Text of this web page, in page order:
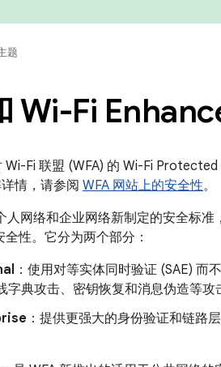
题
Wi-Fi
Wi-Fi 联盟 (WFA) 的 Wi-Fi
情，请参阅 WFA 网站上的安全性。
人网络和企业网络新制定的安全标
性。它分为两个部分：
：使用对等实体同时验证 (SAE) 而
字典攻击、密钥恢复和消息伪造等攻
：提供更强大的身份验证和链路